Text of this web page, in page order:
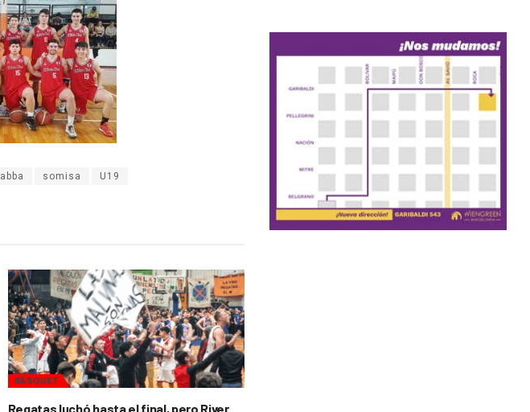
somisa U19
BÁSQUET
Regatas luchó hasta el final, pero River